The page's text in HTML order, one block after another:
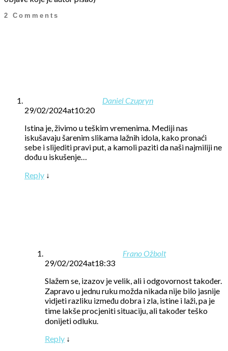
2 Comments
Daniel Czupryn
29/02/2024at10:20
Istina je, živimo u teškim vremenima. Mediji nas
iskušavaju šarenim slikama lažnih idola, kako pronaći
sebe i slijediti pravi put, a kamoli paziti da naši najmiliji ne
dođu u iskušenje…
Reply ↓
Frano Ožbolt
29/02/2024at18:33
Slažem se, izazov je velik, ali i odgovornost također.
Zapravo u jednu ruku možda nikada nije bilo jasnije
vidjeti razliku između dobra i zla, istine i laži, pa je
time lakše procjeniti situaciju, ali također teško
donijeti odluku.
Reply ↓